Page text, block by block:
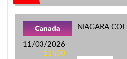
Canada
11/03/2026
11h00
NIAGARA